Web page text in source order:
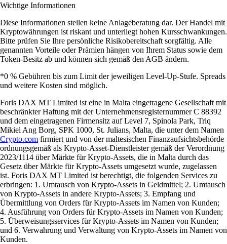
Wichtige Informationen
Diese Informationen stellen keine Anlageberatung dar. Der Handel mit
Kryptowährungen ist riskant und unterliegt hohen Kursschwankungen.
Bitte prüfen Sie Ihre persönliche Risikobereitschaft sorgfältig. Alle
genannten Vorteile oder Prämien hängen von Ihrem Status sowie dem
Token-Besitz ab und können sich gemäß den AGB ändern.
*0 % Gebühren bis zum Limit der jeweiligen Level-Up-Stufe. Spreads
und weitere Kosten sind möglich.
Foris DAX MT Limited ist eine in Malta eingetragene Gesellschaft mit
beschränkter Haftung mit der Unternehmensregisternummer C 88392
und dem eingetragenen Firmensitz auf Level 7, Spinola Park, Triq
Mikiel Ang Borg, SPK 1000, St. Julians, Malta, die unter dem Namen
Crypto.com firmiert und von der maltesischen Finanzaufsichtsbehörde
ordnungsgemäß als Krypto-Asset-Dienstleister gemäß der Verordnung
2023/1114 über Märkte für Krypto-Assets, die in Malta durch das
Gesetz über Märkte für Krypto-Assets umgesetzt wurde, zugelassen
ist. Foris DAX MT Limited ist berechtigt, die folgenden Services zu
erbringen: 1. Umtausch von Krypto-Assets in Geldmittel; 2. Umtausch
von Krypto-Assets in andere Krypto-Assets; 3. Empfang und
Übermittlung von Orders für Krypto-Assets im Namen von Kunden;
4. Ausführung von Orders für Krypto-Assets im Namen von Kunden;
5. Überweisungsservices für Krypto-Assets im Namen von Kunden;
und 6. Verwahrung und Verwaltung von Krypto-Assets im Namen von
Kunden.